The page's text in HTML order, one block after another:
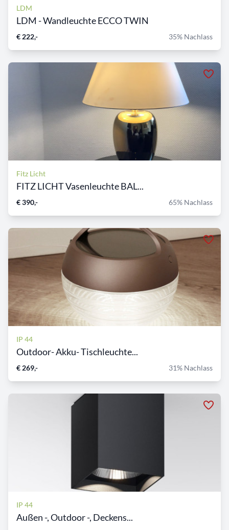
LDM
LDM - Wandleuchte ECCO TWIN
€ 222,- 35% Nachlass
Fitz Licht
FITZ LICHT Vasenleuchte BAL...
€ 390,- 65% Nachlass
IP 44
Outdoor- Akku- Tischleuchte...
€ 269,- 31% Nachlass
IP 44
Außen -, Outdoor -, Deckens...